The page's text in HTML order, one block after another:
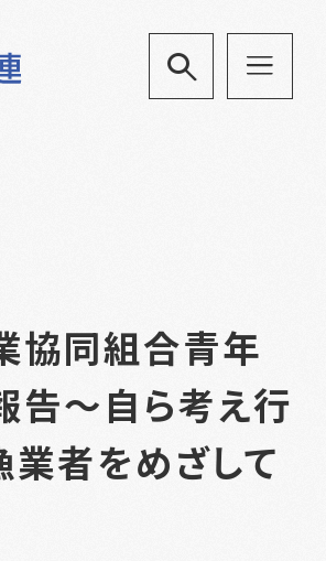
協同組合青年
告～自ら考え行
業者をめざして